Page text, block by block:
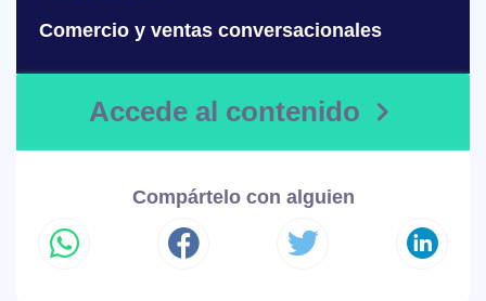
Comercio y ventas conversacionales
Accede al contenido
Compártelo con alguien